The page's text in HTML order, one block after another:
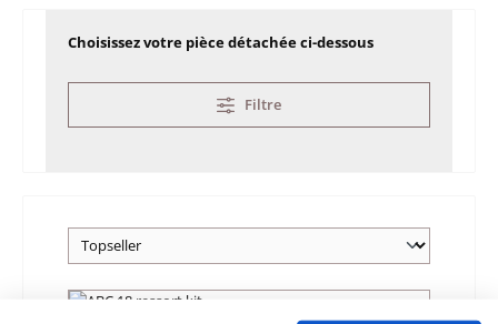
Choisissez votre pièce détachée ci-dessous
Filtre